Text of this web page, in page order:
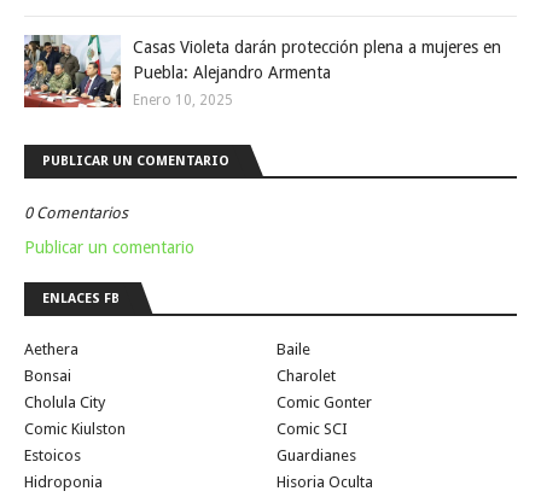
Casas Violeta darán protección plena a mujeres en
Puebla: Alejandro Armenta
Enero 10, 2025
PUBLICAR UN COMENTARIO
0 Comentarios
Publicar un comentario
ENLACES FB
Aethera
Baile
Bonsai
Charolet
Cholula City
Comic Gonter
Comic Kiulston
Comic SCI
Estoicos
Guardianes
Hidroponia
Hisoria Oculta